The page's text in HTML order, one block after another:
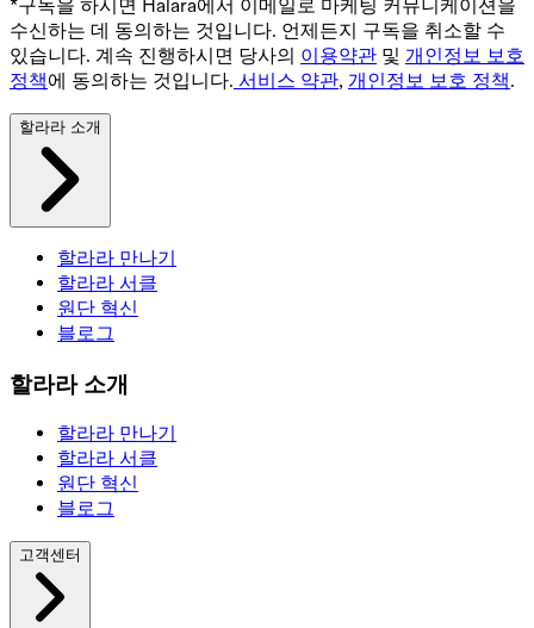
*구독을 하시면 Halara에서 이메일로 마케팅 커뮤니케이션을
수신하는 데 동의하는 것입니다. 언제든지 구독을 취소할 수
있습니다. 계속 진행하시면 당사의 이용약관 및 개인정보 보호
정책에 동의하는 것입니다. 서비스 약관, 개인정보 보호 정책.
할라라 소개
할라라 만나기
할라라 서클
원단 혁신
블로그
할라라 소개
할라라 만나기
할라라 서클
원단 혁신
블로그
고객센터